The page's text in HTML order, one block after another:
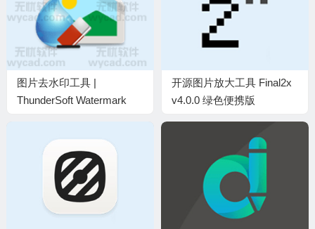
图片去水印工具 |
ThunderSoft Watermark
开源图片放大工具 Final2x
v4.0.0 绿色便携版